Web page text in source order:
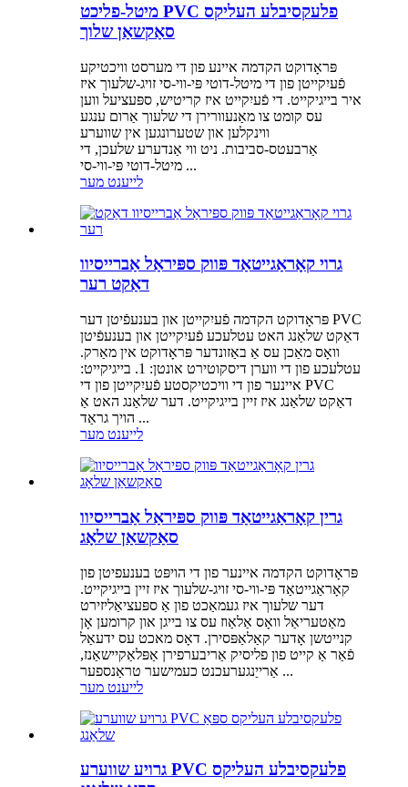
מיטל-פליכט PVC פלעקסיבלע העליקס
סאַקשאַן שלוך
פּראָדוקט הקדמה איינע פון ​​די מערסט וויכטיקע
פֿעיִקייטן פון די מיטל-דוטי פּי-ווי-סי זויג-שלעוך איז
איר בייגיקייט. די פֿעיִקייט איז קריטיש, ספּעציעל ווען
עס קומט צו מאַנעוורירן די שלעוך אַרום ענגע
ווינקלען און שטערונגען אין שווערע
אַרבעטס-סביבות. ניט ווי אַנדערע שלעכן, די
מיטל-דוטי פּי-ווי-סי ...
לייענט מער
גרוי קאָראַגייטאַד פּווק ספּיראַל אַברייסיוו
דאַקט רער
פּראָדוקט הקדמה פֿעיִקייטן און בענעפֿיטן דער PVC
דאַקט שלאַנג האט עטלעכע פֿעיִקייטן און בענעפֿיטן
וואָס מאַכן עס אַ באַזונדער פּראָדוקט אין מאַרק.
עטלעכע פון ​​די ווערן דיסקוטירט אונטן: 1. בייגיקייט:
איינער פון די וויכטיקסטע פֿעיִקייטן פון די PVC
דאַקט שלאַנג איז זיין בייגיקייט. דער שלאַנג האט אַ
הויך גראַד ...
לייענט מער
גרין קאָראַגייטאַד פּווק ספּיראַל אַברייסיוו
סאַקשאַן שלאָג
פּראָדוקט הקדמה איינער פון די הויפּט בענעפיטן פון
קאָראַגייטאַד פּי-ווי-סי זויג-שלעוך איז זיין בייגיקייט.
דער שלעוך איז געמאַכט פון אַ ספּעציאַליזירט
מאַטעריאַל וואָס אַלאַוז עס צו בייגן און קרומען אָן
קנייטשן אָדער קאַלאַפּסירן. דאָס מאכט עס ידעאַל
פֿאַר אַ קייט פון פליסיק אַריבערפירן אַפּלאַקיישאַנז,
אַרייַנגערעכנט כעמישער טראַנספער ...
לייענט מער
גרויע שווערע PVC פלעקסיבלע העליקס